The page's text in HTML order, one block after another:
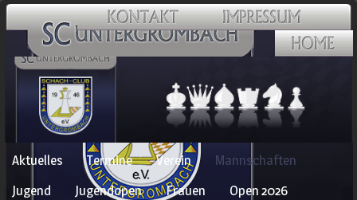
Navigation
überspringen
Aktuelles Termine Verein
Mannschaften
Jugend
Jugendopen Frauen
Open 2026